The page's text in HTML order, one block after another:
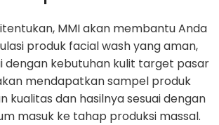
MMI akan membantu Anda
produk facial wash yang aman,
dengan kebutuhan kulit target pasar
mendapatkan sampel produk
kualitas dan hasilnya sesuai dengan
masuk ke tahap produksi massal.